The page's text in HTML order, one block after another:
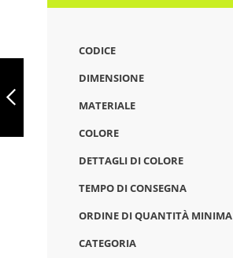
BAMBÙ E PAGLIA
PRECEDENTE
CODICE
DIMENSIONE
MATERIALE
COLORE
DETTAGLI DI COLORE
TEMPO DI CONSEGNA
ORDINE DI QUANTITÀ MINIMA
CATEGORIA